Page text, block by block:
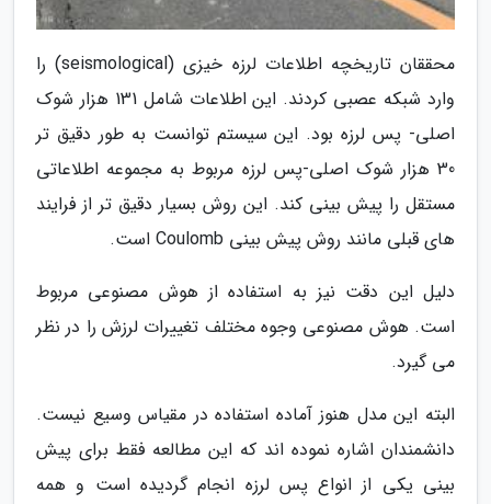
محققان تاریخچه اطلاعات لرزه خیزی (seismological) را
وارد شبکه عصبی کردند. این اطلاعات شامل 131 هزار شوک
اصلی- پس لرزه بود. این سیستم توانست به طور دقیق تر
30 هزار شوک اصلی-پس لرزه مربوط به مجموعه اطلاعاتی
مستقل را پیش بینی کند. این روش بسیار دقیق تر از فرایند
های قبلی مانند روش پیش بینی Coulomb است.
دلیل این دقت نیز به استفاده از هوش مصنوعی مربوط
است. هوش مصنوعی وجوه مختلف تغییرات لرزش را در نظر
می گیرد.
البته این مدل هنوز آماده استفاده در مقیاس وسیع نیست.
دانشمندان اشاره نموده اند که این مطالعه فقط برای پیش
بینی یکی از انواع پس لرزه انجام گردیده است و همه